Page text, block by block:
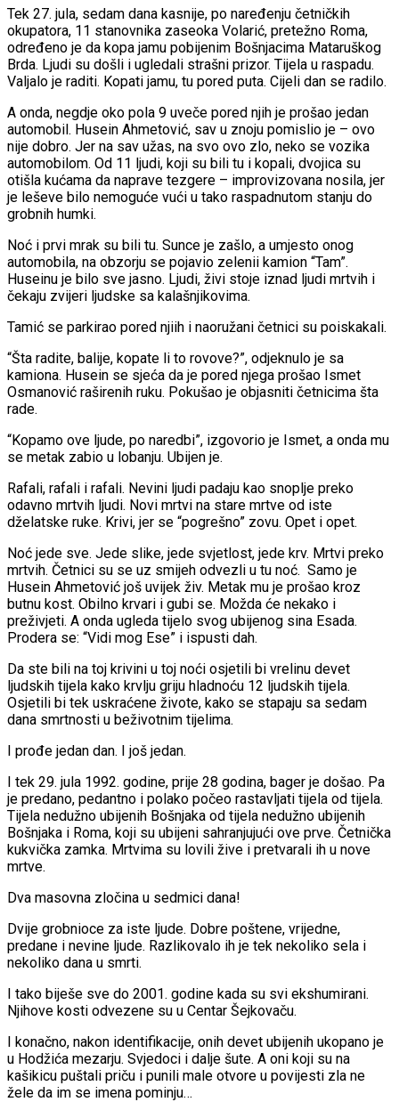
Tek 27. jula, sedam dana kasnije, po naređenju četničkih
okupatora, 11 stanovnika zaseoka Volarić, pretežno Roma,
određeno je da kopa jamu pobijenim Bošnjacima Mataruškog
Brda. Ljudi su došli i ugledali strašni prizor. Tijela u raspadu.
Valjalo je raditi. Kopati jamu, tu pored puta. Cijeli dan se radilo.
A onda, negdje oko pola 9 uveče pored njih je prošao jedan
automobil. Husein Ahmetović, sav u znoju pomislio je – ovo
nije dobro. Jer na sav užas, na svo ovo zlo, neko se vozika
automobilom. Od 11 ljudi, koji su bili tu i kopali, dvojica su
otišla kućama da naprave tezgere – improvizovana nosila, jer
je leševe bilo nemoguće vući u tako raspadnutom stanju do
grobnih humki.
Noć i prvi mrak su bili tu. Sunce je zašlo, a umjesto onog
automobila, na obzorju se pojavio zelenii kamion “Tam”.
Huseinu je bilo sve jasno. Ljudi, živi stoje iznad ljudi mrtvih i
čekaju zvijeri ljudske sa kalašnjikovima.
Tamić se parkirao pored njiih i naoružani četnici su poiskakali.
“Šta radite, balije, kopate li to rovove?”, odjeknulo je sa
kamiona. Husein se sjeća da je pored njega prošao Ismet
Osmanović raširenih ruku. Pokušao je objasniti četnicima šta
rade.
“Kopamo ove ljude, po naredbi”, izgovorio je Ismet, a onda mu
se metak zabio u lobanju. Ubijen je.
Rafali, rafali i rafali. Nevini ljudi padaju kao snoplje preko
odavno mrtvih ljudi. Novi mrtvi na stare mrtve od iste
dželatske ruke. Krivi, jer se “pogrešno” zovu. Opet i opet.
Noć jede sve. Jede slike, jede svjetlost, jede krv. Mrtvi preko
mrtvih. Četnici su se uz smijeh odvezli u tu noć. Samo je
Husein Ahmetović još uvijek živ. Metak mu je prošao kroz
butnu kost. Obilno krvari i gubi se. Možda će nekako i
preživjeti. A onda ugleda tijelo svog ubijenog sina Esada.
Prodera se: “Vidi mog Ese” i ispusti dah.
Da ste bili na toj krivini u toj noći osjetili bi vrelinu devet
ljudskih tijela kako krvlju griju hladnoću 12 ljudskih tijela.
Osjetili bi tek uskraćene živote, kako se stapaju sa sedam
dana smrtnosti u beživotnim tijelima.
I prođe jedan dan. I još jedan.
I tek 29. jula 1992. godine, prije 28 godina, bager je došao. Pa
je predano, pedantno i polako počeo rastavljati tijela od tijela.
Tijela nedužno ubijenih Bošnjaka od tijela nedužno ubijenih
Bošnjaka i Roma, koji su ubijeni sahranjujući ove prve. Četnička
kukvička zamka. Mrtvima su lovili žive i pretvarali ih u nove
mrtve.
Dva masovna zločina u sedmici dana!
Dvije grobnioce za iste ljude. Dobre poštene, vrijedne,
predane i nevine ljude. Razlikovalo ih je tek nekoliko sela i
nekoliko dana u smrti.
I tako biješe sve do 2001. godine kada su svi ekshumirani.
Njihove kosti odvezene su u Centar Šejkovaču.
I konačno, nakon identifikacije, onih devet ubijenih ukopano je
u Hodžića mezarju. Svjedoci i dalje šute. A oni koji su na
kašikicu puštali priču i punili male otvore u povijesti zla ne
žele da im se imena pominju…